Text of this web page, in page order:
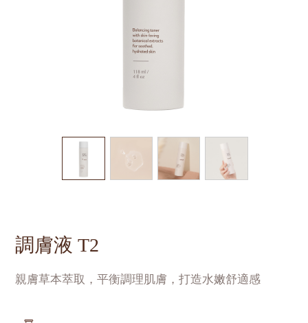
調膚液 T2
親膚草本萃取，平衡調理肌膚，打造水嫩舒適感